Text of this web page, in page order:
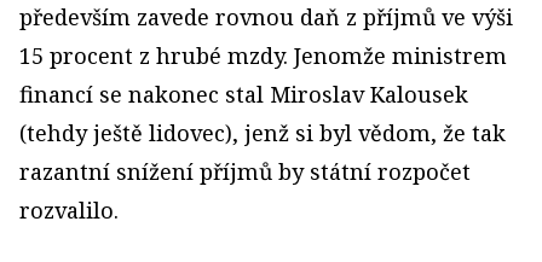
především zavede rovnou daň z příjmů ve výši
15 procent z hrubé mzdy. Jenomže ministrem
financí se nakonec stal Miroslav Kalousek
(tehdy ještě lidovec), jenž si byl vědom, že tak
razantní snížení příjmů by státní rozpočet
rozvalilo.